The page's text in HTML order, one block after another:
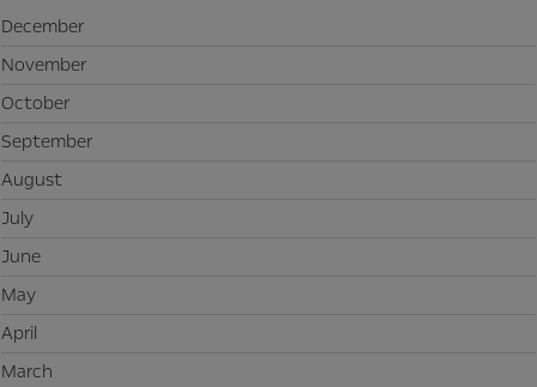
December
November
October
September
August
July
June
May
April
March